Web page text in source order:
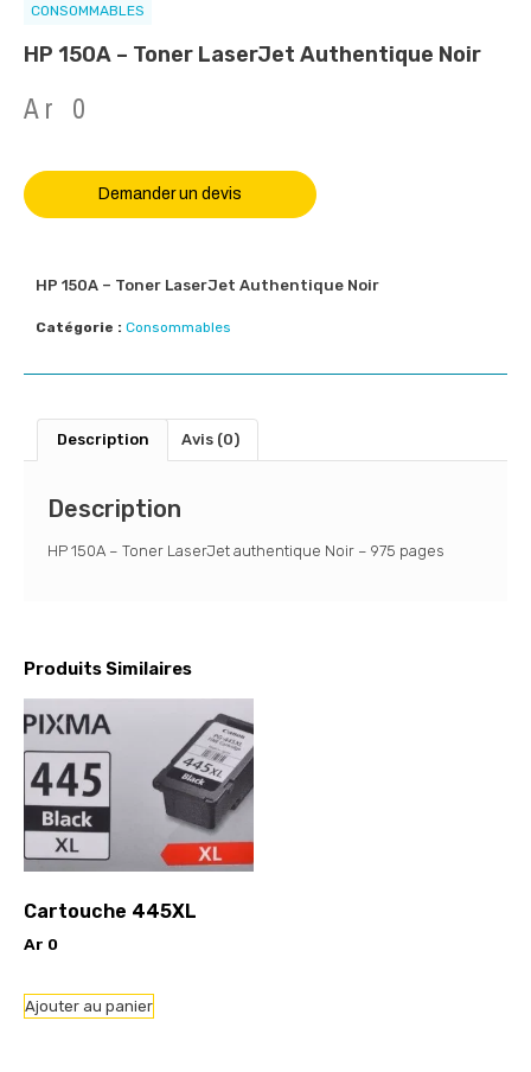
CONSOMMABLES
HP 150A – Toner LaserJet Authentique Noir
Ar 0
Demander un devis
Produits Similaires
Cartouche 445XL
Ar 0
Ajouter au panier
HP 150A – Toner LaserJet Authentique Noir
Catégorie : Consommables
Description Avis (0)
Description
HP 150A – Toner LaserJet authentique Noir – 975 pages